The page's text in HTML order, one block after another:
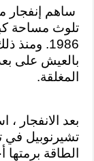
ساهم إنفجار
تلوث مساحة
1986.
المغلقة.
بعد الانفجار
تشيرنوبيل في
الطاقة برمتها